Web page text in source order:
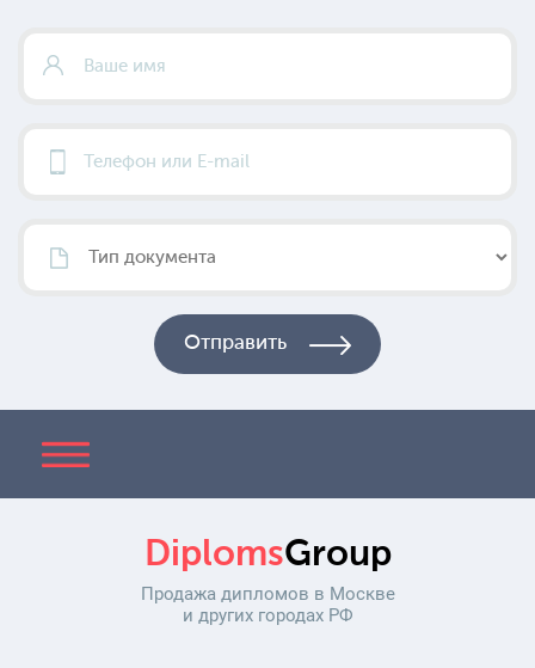
DiplomsGroup
Продажа дипломов в Москве
и других городах РФ